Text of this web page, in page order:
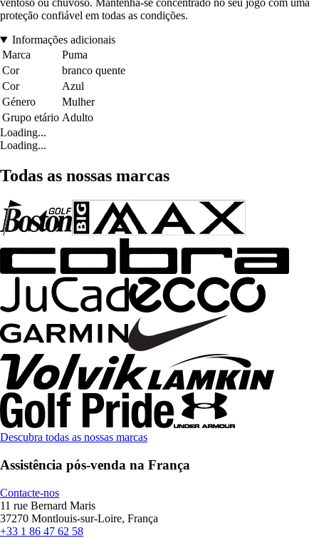
ventoso ou chuvoso. Mantenha-se concentrado no seu jogo com uma
proteção confiável em todas as condições.
Informações adicionais
Marca
Puma
Cor
branco quente
Cor
Azul
Género
Mulher
Grupo etário Adulto
Loading...
Loading...
Todas as nossas marcas
Descubra todas as nossas marcas
Assistência pós-venda na França
Contacte-nos
11 rue Bernard Maris
37270 Montlouis-sur-Loire, França
+33 1 86 47 62 58